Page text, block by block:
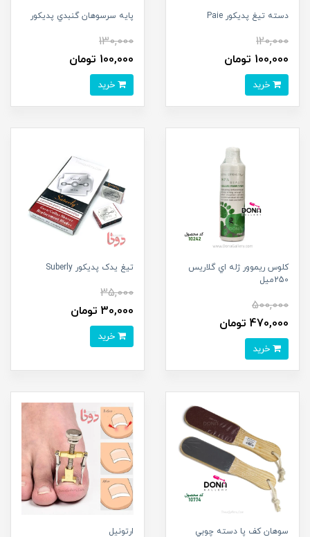
دسته تيغ پديکور Paie
120,000
100,000 تومان
پايه سرسوهان گنبدي پديکور
130,000
100,000 تومان
کلوس ريموور ژله اي گلاريس
250ميل
500,000
470,000 تومان
تيغ يدک پديکور Suberly
35,000
30,000 تومان
سوهان کف پا دسته چوبي ارتونيل